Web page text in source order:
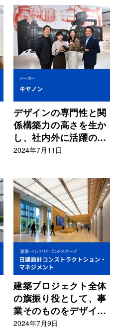
デザインの専門性と関
係構築力の高さを生か
し、社内外に活躍の幅
を広げる
2024年7月11日
建築プロジェクト全体
の旗振り役として、事
業そのものをデザイン
する
2024年7月9日